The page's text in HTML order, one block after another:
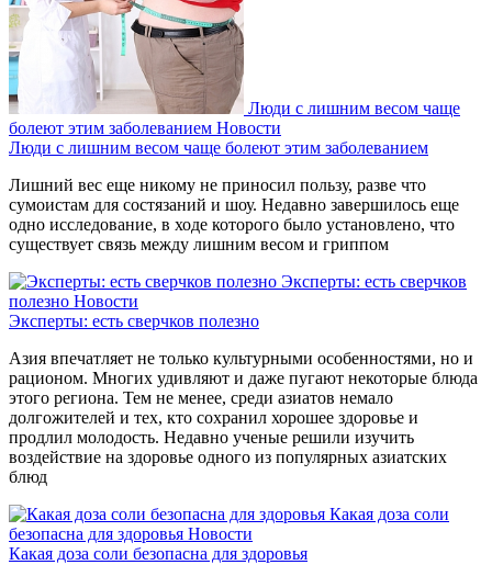
Люди с лишним весом чаще
болеют этим заболеванием Новости
Люди с лишним весом чаще болеют этим заболеванием
Лишний вес еще никому не приносил пользу, разве что
сумоистам для состязаний и шоу. Недавно завершилось еще
одно исследование, в ходе которого было установлено, что
существует связь между лишним весом и гриппом
Эксперты: есть сверчков
полезно Новости
Эксперты: есть сверчков полезно
Азия впечатляет не только культурными особенностями, но и
рационом. Многих удивляют и даже пугают некоторые блюда
этого региона. Тем не менее, среди азиатов немало
долгожителей и тех, кто сохранил хорошее здоровье и
продлил молодость. Недавно ученые решили изучить
воздействие на здоровье одного из популярных азиатских
блюд
Какая доза соли
безопасна для здоровья Новости
Какая доза соли безопасна для здоровья